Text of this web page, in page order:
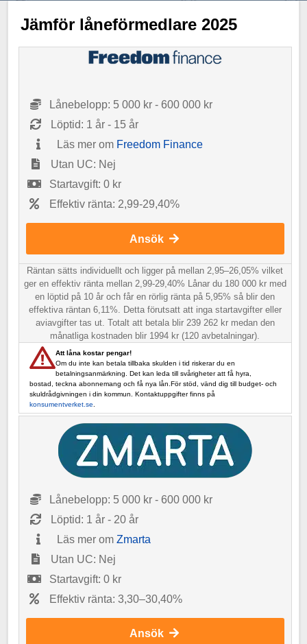
Jämför låneförmedlare 2025
Lånebelopp: 5 000 kr - 600 000 kr
Löptid: 1 år - 15 år
Läs mer om Freedom Finance
Utan UC: Nej
Startavgift: 0 kr
Effektiv ränta: 2,99-29,40%
Ansök
Räntan sätts individuellt och ligger på mellan 2,95–26,05% vilket
ger en effektiv ränta mellan 2,99-29,40% Lånar du 180 000 kr med
en löptid på 10 år och får en rörlig ränta på 5,95% så blir den
effektiva räntan 6,11%. Detta förutsatt att inga startavgifter eller
aviavgifter tas ut. Totalt att betala blir 239 262 kr medan den
månatliga kostnaden blir 1994 kr (120 avbetalningar).
Att låna kostar pengar!
Om du inte kan betala tillbaka skulden i tid riskerar du en
betalningsanmärkning. Det kan leda till svårigheter att få hyra,
bostad, teckna abonnemang och få nya lån.För stöd, vänd dig till budget- och
skuldrådgivningen i din kommun. Kontaktuppgifter finns på
konsumentverket.se
Lånebelopp: 5 000 kr - 600 000 kr
Löptid: 1 år - 20 år
Läs mer om Zmarta
Utan UC: Nej
Startavgift: 0 kr
Effektiv ränta: 3,30–30,40%
Ansök